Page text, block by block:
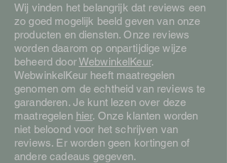
Wij vinden het belangrijk dat reviews een
zo goed mogelijk beeld geven van onze
producten en diensten. Onze reviews
worden daarom op onpartijdige wijze
beheerd doorWebwinkelKeur.
WebwinkelKeur heeft maatregelen
genomen om de echtheid van reviews te
garanderen. Je kunt lezen over deze
maatregelen hier. Onze klanten worden
niet beloond voor het schrijven van
reviews. Er worden geen kortingen of
andere cadeaus gegeven.